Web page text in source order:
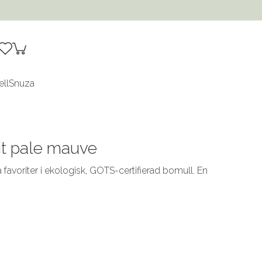
Snuza
pale mauve
i ekologisk, GOTS-certifierad bomull. En